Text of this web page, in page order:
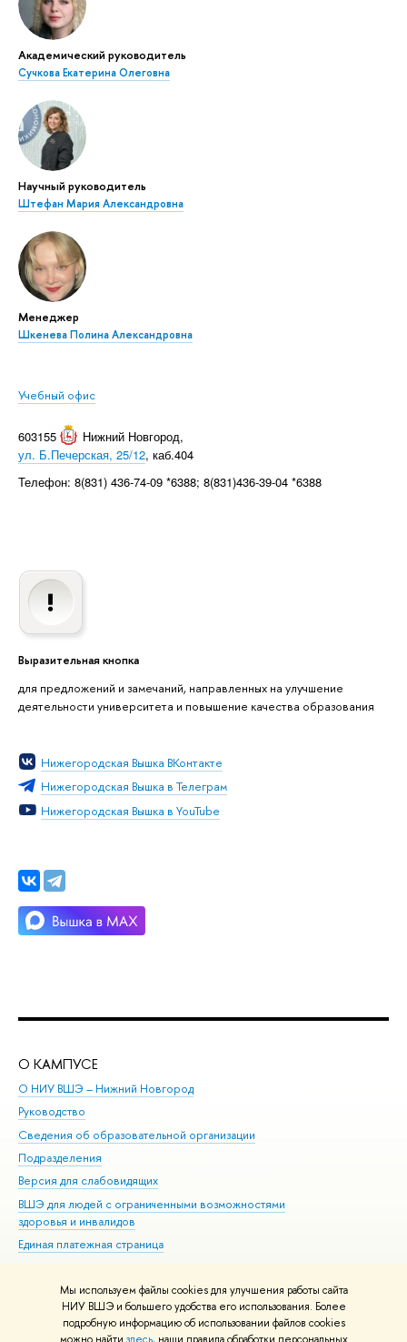
Мы используем файлы cookies для улучшения работы сайта
НИУ ВШЭ и большего удобства его использования. Более
подробную информацию об использовании файлов cookies
Академический руководитель
Сучкова Екатерина Олеговна
Научный руководитель
Штефан Мария Александровна
Менеджер
Шкенева Полина Александровна
Учебный офис
603155 Нижний Новгород,
ул. Б.Печерская, 25/12, каб.404
Телефон: 8(831) 436-74-09 *6388; 8(831)436-39-04 *6388
Выразительная кнопка
для предложений и замечаний, направленных на улучшение
деятельности университета и повышение качества образования
Нижегородская Вышка ВКонтакте
Нижегородская Вышка в Телеграм
Нижегородская Вышка в YouTube
О КАМПУСЕ
О НИУ ВШЭ – Нижний Новгород
Руководство
Сведения об образовательной организации
Подразделения
Версия для слабовидящих
ВШЭ для людей с ограниченными возможностями
здоровья и инвалидов
Единая платежная страница